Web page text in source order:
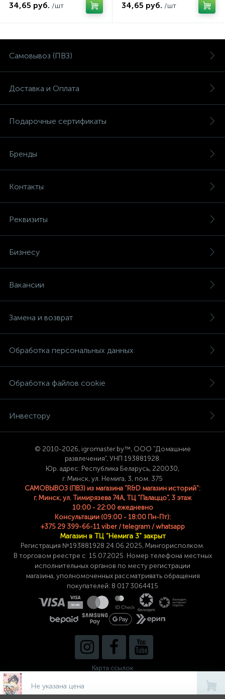
Не указана цена
34,65 руб. /шт 34,65 руб. /шт
Самовывоз (ПВЗ)
Доставка и Оплата
Подарочные сертификаты
Бренды
Контакты
Реквизиты
Бизнесу
Вакансии
Замена и возврат
Обработка персональных данных
Обработка файлов cookie
Инвестору
© 2010-2026, igromaster.by™, ООО "Домашние
развлечения", УНП 193881928.
Юр. адрес: Республика Беларусь, 220030,
г. Минск, ул. Немига, 3, пом. 375
САМОВЫВОЗ (ПВЗ) из магазина "R&D магазин историй":
г. Минск, ул. Тимирязева 74A, ТЦ "Палаццо", 3 этаж
10:00 - 22:00 ежедневно
Консультации (09:00 - 18:00 Пн-Пт):
+375 29 399-66-11 viber / telegram / whatsapp
Магазин в ТЦ "Немига 3" закрыт
Регистрация №193881928 24 .06.2025, Мингорисполком.
В торговом реестре с 15.07.2025. Номер телефона местных
исполнительных органов по месту регистрации
магазина,уполномоченных рассматривать обращения
покупателей: 8 017 3064415
Карта ссылок